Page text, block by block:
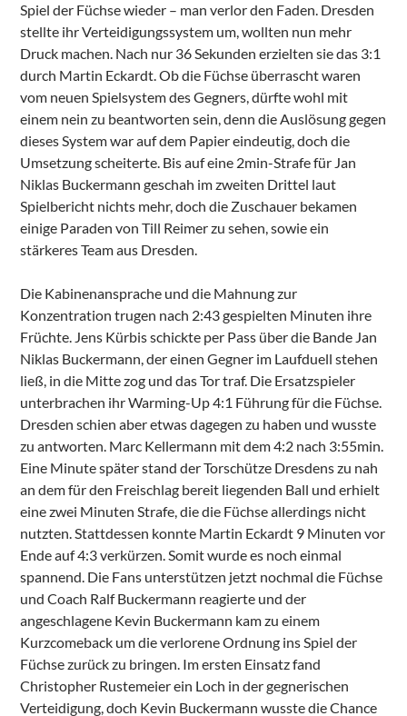
Spiel der Füchse wieder – man verlor den Faden. Dresden
stellte ihr Verteidigungssystem um, wollten nun mehr
Druck machen. Nach nur 36 Sekunden erzielten sie das 3:1
durch Martin Eckardt. Ob die Füchse überrascht waren
vom neuen Spielsystem des Gegners, dürfte wohl mit
einem nein zu beantworten sein, denn die Auslösung gegen
dieses System war auf dem Papier eindeutig, doch die
Umsetzung scheiterte. Bis auf eine 2min-Strafe für Jan
Niklas Buckermann geschah im zweiten Drittel laut
Spielbericht nichts mehr, doch die Zuschauer bekamen
einige Paraden von Till Reimer zu sehen, sowie ein
stärkeres Team aus Dresden.
Die Kabinenansprache und die Mahnung zur
Konzentration trugen nach 2:43 gespielten Minuten ihre
Früchte. Jens Kürbis schickte per Pass über die Bande Jan
Niklas Buckermann, der einen Gegner im Laufduell stehen
ließ, in die Mitte zog und das Tor traf. Die Ersatzspieler
unterbrachen ihr Warming-Up 4:1 Führung für die Füchse.
Dresden schien aber etwas dagegen zu haben und wusste
zu antworten. Marc Kellermann mit dem 4:2 nach 3:55min.
Eine Minute später stand der Torschütze Dresdens zu nah
an dem für den Freischlag bereit liegenden Ball und erhielt
eine zwei Minuten Strafe, die die Füchse allerdings nicht
nutzten. Stattdessen konnte Martin Eckardt 9 Minuten vor
Ende auf 4:3 verkürzen. Somit wurde es noch einmal
spannend. Die Fans unterstützen jetzt nochmal die Füchse
und Coach Ralf Buckermann reagierte und der
angeschlagene Kevin Buckermann kam zu einem
Kurzcomeback um die verlorene Ordnung ins Spiel der
Füchse zurück zu bringen. Im ersten Einsatz fand
Christopher Rustemeier ein Loch in der gegnerischen
Verteidigung, doch Kevin Buckermann wusste die Chance